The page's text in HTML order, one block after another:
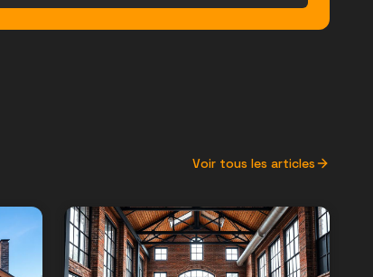
Voir tous les articles